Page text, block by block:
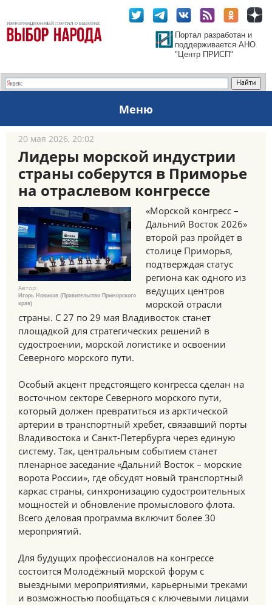
Портал разработан и
поддерживается АНО
"Центр ПРИСП"
Меню
20 мая 2026, 20:02
Лидеры морской индустрии
страны соберутся в Приморье
на отраслевом конгрессе
Автор:
Игорь Новиков (Правительство Приморского
края)
«Морской конгресс –
Дальний Восток 2026»
второй раз пройдёт в
столице Приморья,
подтверждая статус
региона как одного из
ведущих центров
морской отрасли
страны. С 27 по 29 мая Владивосток станет
площадкой для стратегических решений в
судостроении, морской логистике и освоении
Северного морского пути.
Особый акцент предстоящего конгресса сделан на
восточном секторе Северного морского пути,
который должен превратиться из арктической
артерии в транспортный хребет, связавший порты
Владивостока и Санкт-Петербурга через единую
систему. Так, центральным событием станет
пленарное заседание «Дальний Восток – морские
ворота России», где обсудят новый транспортный
каркас страны, синхронизацию судостроительных
мощностей и обновление промыслового флота.
Всего деловая программа включит более 30
мероприятий.
Для будущих профессионалов на конгрессе
состоится Молодёжный морской форум с
выездными мероприятиями, карьерными треками
и возможностью пообщаться с ключевыми лицами